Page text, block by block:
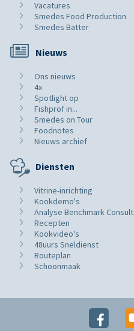
Vacatures
Smedes Food Production
Smedes Batter
Nieuws
Ons nieuws
4x
Spotlight op
Fishprof in...
Smedes on Tour
Foodnotes
Nieuws archief
Diensten
Vitrine-inrichting
Kookdemo's
Analyse Benchmark Consult
Recepten
Kookvideo's
48uurs Sneldienst
Routeplan
Schoonmaak